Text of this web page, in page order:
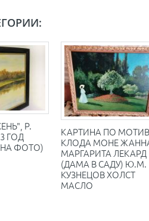
Р.
ГОД
ФОТО)
КАРТИНА ПО
КЛОДА МОНЕ
МАРГАРИТА ЛЕКАРД
(ДАМА В САДУ) Ю.М.
КУЗНЕЦОВ ХОЛСТ
МАСЛО